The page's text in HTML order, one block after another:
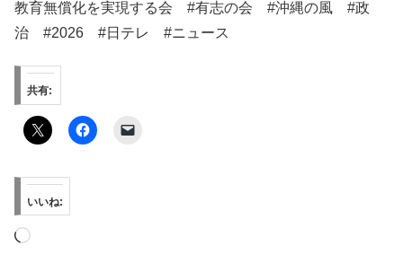
教育無償化を実現する会 #有志の会 #沖縄の風 #政
治 #2026 #日テレ​​ #ニュース​​
共有:
いいね:
読